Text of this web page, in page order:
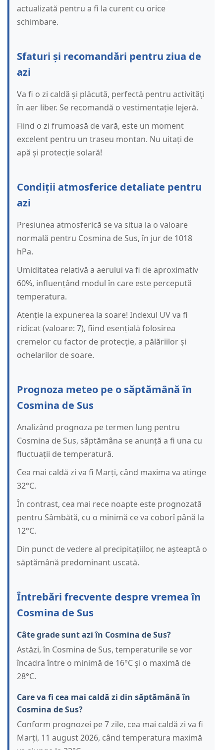
actualizată pentru a fi la curent cu orice
schimbare.
Sfaturi și recomandări pentru ziua de
azi
Va fi o zi caldă și plăcută, perfectă pentru activități
în aer liber. Se recomandă o vestimentație lejeră.
Fiind o zi frumoasă de vară, este un moment
excelent pentru un traseu montan. Nu uitați de
apă și protecție solară!
Condiții atmosferice detaliate pentru
azi
Presiunea atmosferică se va situa la o valoare
normală pentru Cosmina de Sus, în jur de 1018
hPa.
Umiditatea relativă a aerului va fi de aproximativ
60%, influențând modul în care este percepută
temperatura.
Atenție la expunerea la soare! Indexul UV va fi
ridicat (valoare: 7), fiind esențială folosirea
cremelor cu factor de protecție, a pălăriilor și
ochelarilor de soare.
Prognoza meteo pe o săptămână în
Cosmina de Sus
Analizând prognoza pe termen lung pentru
Cosmina de Sus, săptămâna se anunță a fi una cu
fluctuații de temperatură.
Cea mai caldă zi va fi Marți, când maxima va atinge
32°C.
În contrast, cea mai rece noapte este prognozată
pentru Sâmbătă, cu o minimă ce va coborî până la
12°C.
Din punct de vedere al precipitațiilor, ne așteaptă o
săptămână predominant uscată.
Întrebări frecvente despre vremea în
Cosmina de Sus
Câte grade sunt azi în Cosmina de Sus?
Astăzi, în Cosmina de Sus, temperaturile se vor
încadra între o minimă de 16°C și o maximă de
28°C.
Care va fi cea mai caldă zi din săptămână în
Cosmina de Sus?
Conform prognozei pe 7 zile, cea mai caldă zi va fi
Marți, 11 august 2026, când temperatura maximă